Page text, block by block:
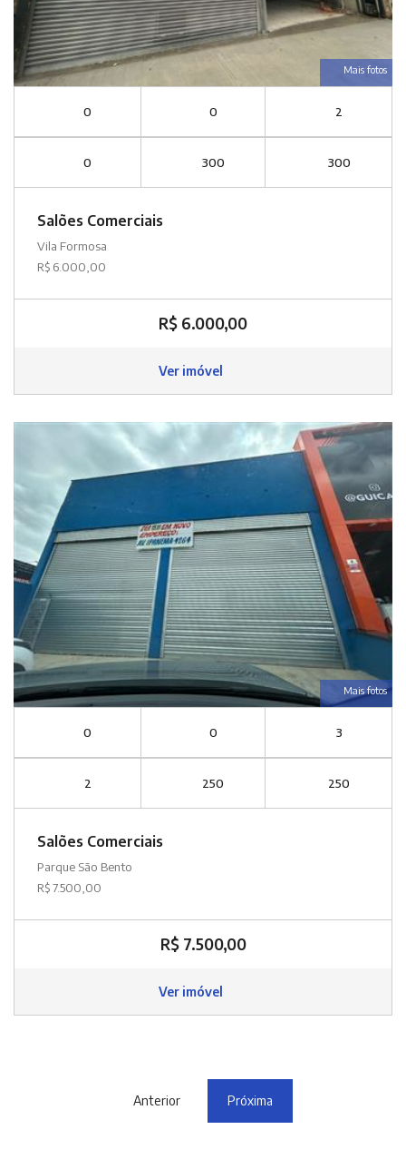
Mais fotos
0 0 2
0 300 300
Salões Comerciais
Vila Formosa
R$ 6.000,00
R$ 6.000,00
Ver imóvel
Mais fotos
0 0 3
2 250 250
Salões Comerciais
Parque São Bento
R$ 7.500,00
R$ 7.500,00
Ver imóvel
Anterior Próxima